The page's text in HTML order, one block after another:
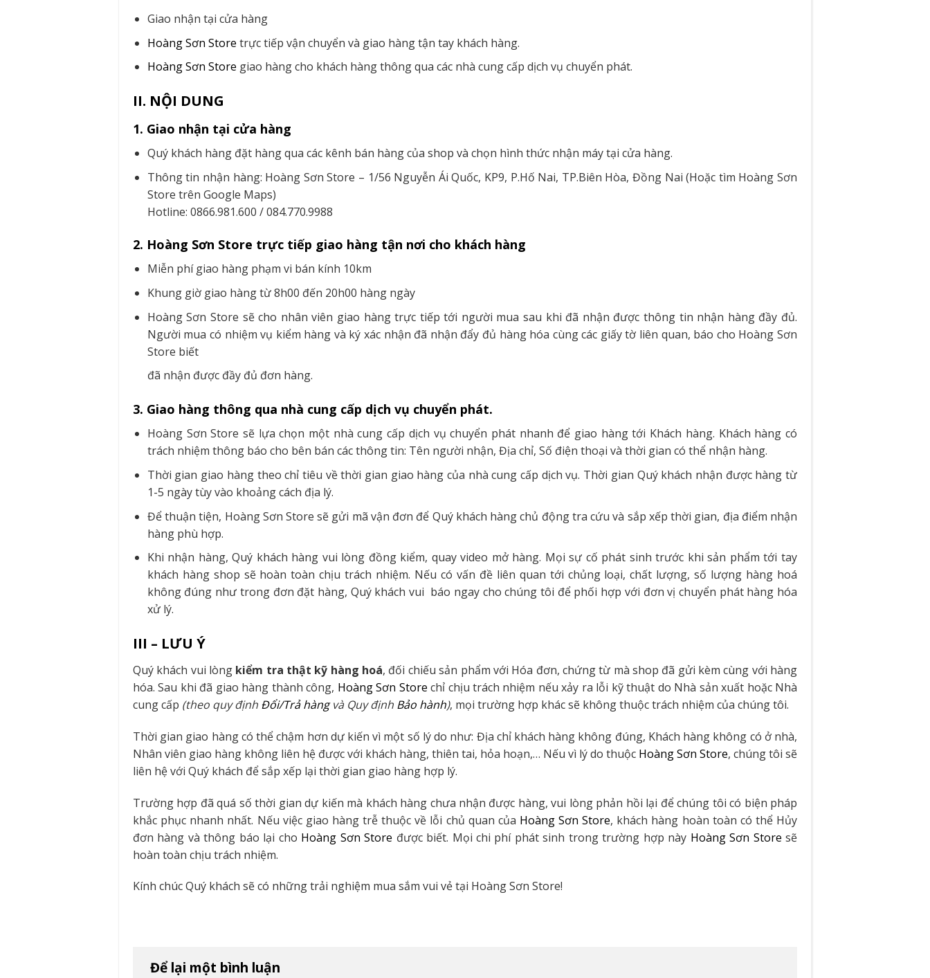
Giao nhận tại cửa hàng
Hoàng Sơn Store trực tiếp vận chuyển và giao hàng tận tay khách hàng.
Hoàng Sơn Store giao hàng cho khách hàng thông qua các nhà cung cấp dịch vụ chuyển phát.
II. NỘI DUNG
1. Giao nhận tại cửa hàng
Quý khách hàng đặt hàng qua các kênh bán hàng của shop và chọn hình thức nhận máy tại cửa hàng.
Thông tin nhận hàng: Hoàng Sơn Store – 1/56 Nguyễn Ái Quốc, KP9, P.Hố Nai, TP.Biên Hòa, Đồng Nai (Hoặc tìm Hoàng Sơn
Store trên Google Maps)
Hotline: 0866.981.600 / 084.770.9988
2. Hoàng Sơn Store trực tiếp giao hàng tận nơi cho khách hàng
Miễn phí giao hàng phạm vi bán kính 10km
Khung giờ giao hàng từ 8h00 đến 20h00 hàng ngày
Hoàng Sơn Store sẽ cho nhân viên giao hàng trực tiếp tới người mua sau khi đã nhận được thông tin nhận hàng đầy đủ.
Người mua có nhiệm vụ kiểm hàng và ký xác nhận đã nhận đẩy đủ hàng hóa cùng các giấy tờ liên quan, báo cho Hoàng Sơn
Store biết
đã nhận được đầy đủ đơn hàng.
3. Giao hàng thông qua nhà cung cấp dịch vụ chuyển phát.
Hoàng Sơn Store sẽ lựa chọn một nhà cung cấp dịch vụ chuyển phát nhanh để giao hàng tới Khách hàng. Khách hàng có
trách nhiệm thông báo cho bên bán các thông tin: Tên người nhận, Địa chỉ, Số điện thoại và thời gian có thể nhận hàng.
Thời gian giao hàng theo chỉ tiêu về thời gian giao hàng của nhà cung cấp dịch vụ. Thời gian Quý khách nhận được hàng từ
1-5 ngày tùy vào khoảng cách địa lý.
Để thuận tiện, Hoàng Sơn Store sẽ gửi mã vận đơn để Quý khách hàng chủ động tra cứu và sắp xếp thời gian, địa điểm nhận
hàng phù hợp.
Khi nhận hàng, Quý khách hàng vui lòng đồng kiểm, quay video mở hàng. Mọi sự cố phát sinh trước khi sản phẩm tới tay
khách hàng shop sẽ hoàn toàn chịu trách nhiệm. Nếu có vấn đề liên quan tới chủng loại, chất lượng, số lượng hàng hoá
không đúng như trong đơn đặt hàng, Quý khách vui báo ngay cho chúng tôi để phối hợp với đơn vị chuyển phát hàng hóa
xử lý.
III – LƯU Ý
Quý khách vui lòng kiểm tra thật kỹ hàng hoá, đối chiếu sản phẩm với Hóa đơn, chứng từ mà shop đã gửi kèm cùng với hàng
hóa. Sau khi đã giao hàng thành công, Hoàng Sơn Store chỉ chịu trách nhiệm nếu xảy ra lỗi kỹ thuật do Nhà sản xuất hoặc Nhà
cung cấp (theo quy định Đổi/Trả hàngvà Quy định Bảo hành), mọi trường hợp khác sẽ không thuộc trách nhiệm của chúng tôi.
Thời gian giao hàng có thể chậm hơn dự kiến vì một số lý do như: Địa chỉ khách hàng không đúng, Khách hàng không có ở nhà,
Nhân viên giao hàng không liên hệ được với khách hàng, thiên tai, hỏa hoạn,… Nếu vì lý do thuộc Hoàng Sơn Store, chúng tôi sẽ
liên hệ với Quý khách để sắp xếp lại thời gian giao hàng hợp lý.
Trường hợp đã quá số thời gian dự kiến mà khách hàng chưa nhận được hàng, vui lòng phản hồi lại để chúng tôi có biện pháp
khắc phục nhanh nhất. Nếu việc giao hàng trễ thuộc về lỗi chủ quan của Hoàng Sơn Store, khách hàng hoàn toàn có thể Hủy
đơn hàng và thông báo lại cho Hoàng Sơn Store được biết. Mọi chi phí phát sinh trong trường hợp này Hoàng Sơn Store sẽ
hoàn toàn chịu trách nhiệm.
Kính chúc Quý khách sẽ có những trải nghiệm mua sắm vui vẻ tại Hoàng Sơn Store!
Để lại một bình luận